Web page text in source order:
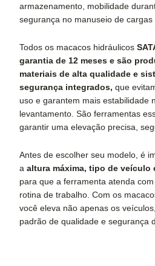
armazenamento, mobilidade
segurança no manuseio de cargas
Todos os macacos hidráulicos
garantia de 12 meses e são
materiais de alta qualidade e
segurança integrados, que
uso e garantem mais estabilidade
levantamento. São ferramentas
garantir uma elevação precisa,
Antes de escolher seu modelo, é
a altura máxima, tipo de veículo
para que a ferramenta atenda
rotina de trabalho. Com os
você eleva não apenas os
padrão de qualidade e segurança